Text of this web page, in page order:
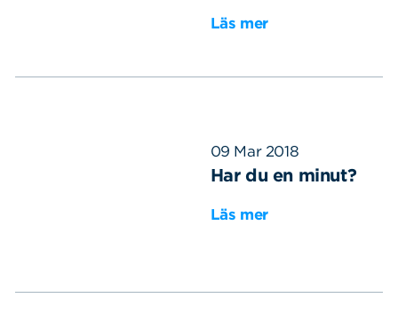
Läs mer
09 Mar 2018
Har du en minut?
Läs mer